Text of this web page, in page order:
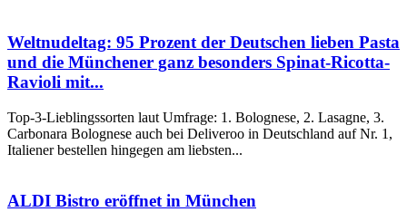
Weltnudeltag: 95 Prozent der Deutschen lieben Pasta
und die Münchener ganz besonders Spinat-Ricotta-
Ravioli mit...
Top-3-Lieblingssorten laut Umfrage: 1. Bolognese, 2. Lasagne, 3.
Carbonara Bolognese auch bei Deliveroo in Deutschland auf Nr. 1,
Italiener bestellen hingegen am liebsten...
ALDI Bistro eröffnet in München